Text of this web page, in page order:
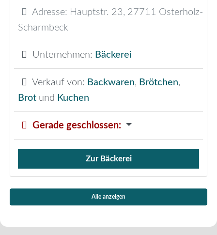
Adresse: Hauptstr. 23, 27711 Osterholz-
Scharmbeck
Unternehmen: Bäckerei
Verkauf von: Backwaren, Brötchen,
Brot und Kuchen
Gerade geschlossen:
Verkauf von Brötchen,
Zur Bäckerei
Alle anzeigen